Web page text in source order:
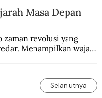
Masa Depan
zaman revolusi yang
Menampilkan wajah
Selanjutnya